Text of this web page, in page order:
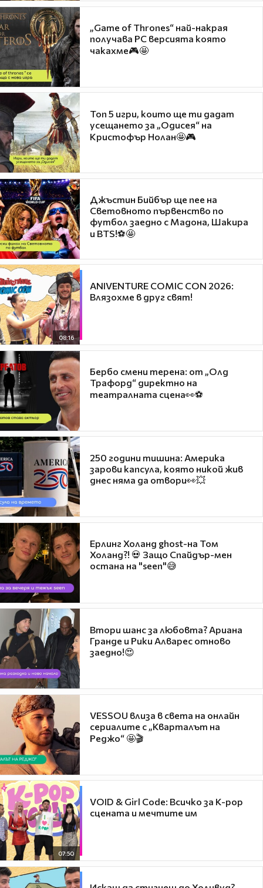
„Game of Thrones“ най-накрая
получава PC версията която
чакахме🎮🤩
Топ 5 игри, които ще ти дадат
усещането за „Одисея“ на
Кристофър Нолан🤩🎮
Джъстин Бийбър ще пее на
Световното първенство по
футбол заедно с Мадона, Шакира
и BTS!⚽🤩
08:16
ANIVENTURE COMIC CON 2026:
Влязохме в друг свят!
Бербо смени терена: от „Олд
Трафорд“ директно на
театралната сцена👀⚽
250 години тишина: Америка
зарови капсула, която никой жив
днес няма да отвори👀💥
Ерлинг Холанд ghost-на Том
Холанд?! 💀 Защо Спайдър-мен
остана на "seen"😅
Втори шанс за любовта? Ариана
Гранде и Рики Алварес отново
заедно!😍
VESSOU влиза в света на онлайн
сериалите с „Кварталът на
Реджо“ 🤩🎬
07:50
VOID & Girl Code: Всичко за K-pop
сцената и мечтите им